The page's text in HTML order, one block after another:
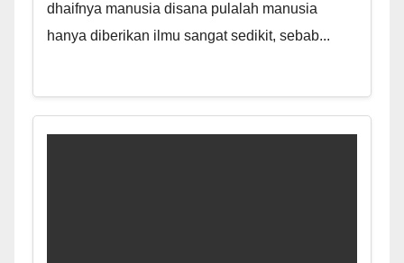
dhaifnya manusia disana pulalah manusia
hanya diberikan ilmu sangat sedikit, sebab...